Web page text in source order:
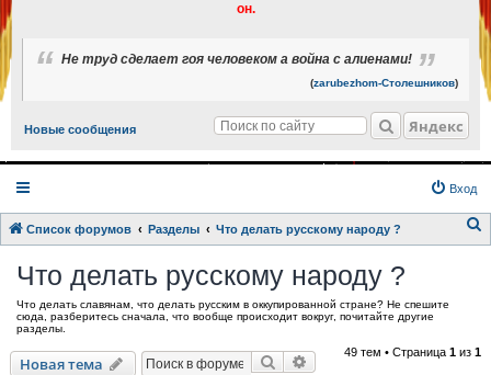
он.
Не труд сделает гоя человеком а война с алиенами!
(zarubezhom-Столешников)
Новые сообщения Яндекс
Вход
Список форумов Разделы Что делать русскому народу ?
Что делать русскому народу ?
Что делать славянам, что делать русским в оккупированной стране? Не спешите
сюда, разберитесь сначала, что вообще происходит вокруг, почитайте другие
разделы.
Новая тема Поиск Расширенный поиск
49 тем • Страница 1 из 1